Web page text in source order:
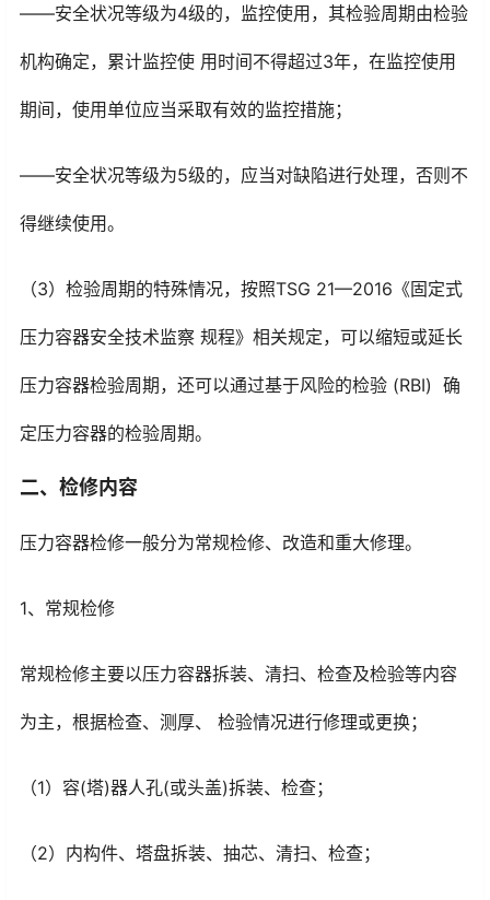
——安全状况等级为4级的，监控使用，其检验周期由检验
机构确定，累计监控使 用时间不得超过3年，在监控使用
期间，使用单位应当采取有效的监控措施；
——安全状况等级为5级的，应当对缺陷进行处理，否则不
得继续使用。
（3）检验周期的特殊情况，按照TSG 21—2016《固定式
压力容器安全技术监察 规程》相关规定，可以缩短或延长
压力容器检验周期，还可以通过基于风险的检验 (RBI) 确
定压力容器的检验周期。
二、检修内容
压力容器检修一般分为常规检修、改造和重大修理。
1、常规检修
常规检修主要以压力容器拆装、清扫、检查及检验等内容
为主，根据检查、测厚、 检验情况进行修理或更换；
（1）容(塔)器人孔(或头盖)拆装、检查；
（2）内构件、塔盘拆装、抽芯、清扫、检查；